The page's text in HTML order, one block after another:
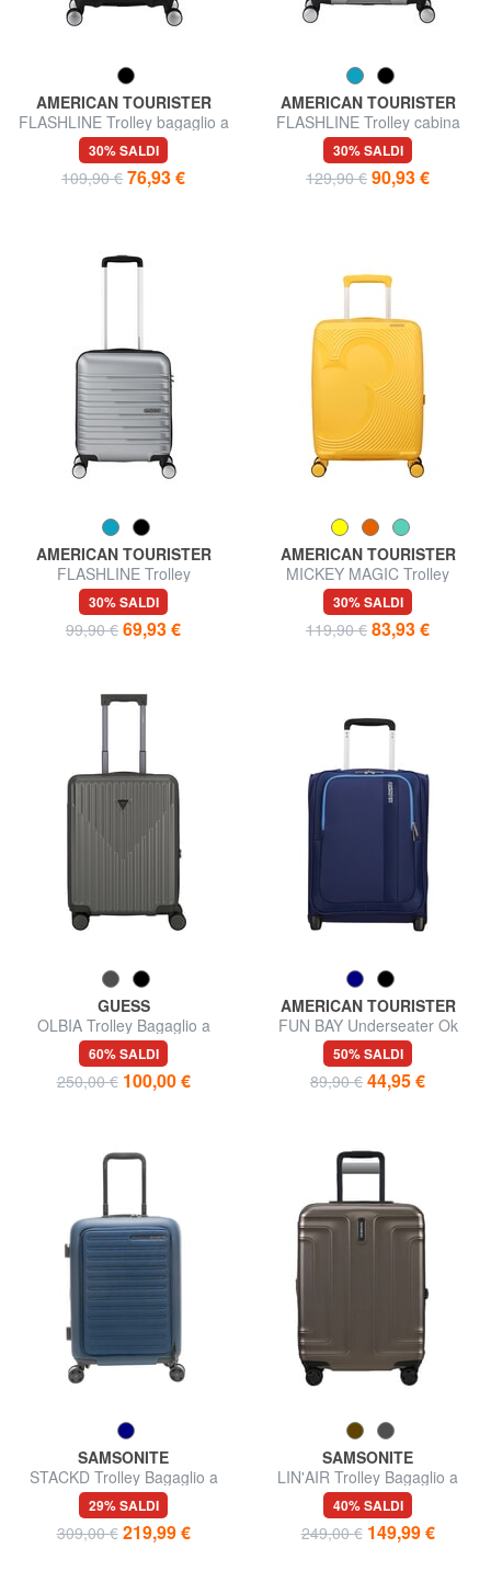
AMERICAN TOURISTER
FLASHLINE Trolley bagaglio a
mano
30% SALDI
109,90 € 76,93 €
AMERICAN TOURISTER
FLASHLINE Trolley cabina
con tasca porta pc 15.6"
30% SALDI
129,90 € 90,93 €
AMERICAN TOURISTER
FLASHLINE Trolley
underseater
30% SALDI
99,90 € 69,93 €
AMERICAN TOURISTER
MICKEY MAGIC Trolley
Bagaglio a Mano, Espandibile
30% SALDI
119,90 € 83,93 €
GUESS
OLBIA Trolley Bagaglio a
Mano
60% SALDI
250,00 € 100,00 €
AMERICAN TOURISTER
FUN BAY Underseater Ok
Easyjet
50% SALDI
89,90 € 44,95 €
SAMSONITE
STACKD Trolley Bagaglio a
Mano
29% SALDI
309,00 € 219,99 €
SAMSONITE
LIN'AIR Trolley Bagaglio a
Mano espandibile
40% SALDI
249,00 € 149,99 €